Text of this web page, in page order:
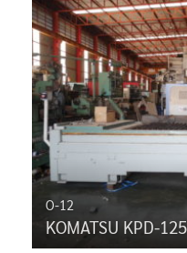
O-12
KOMATSU KPD-